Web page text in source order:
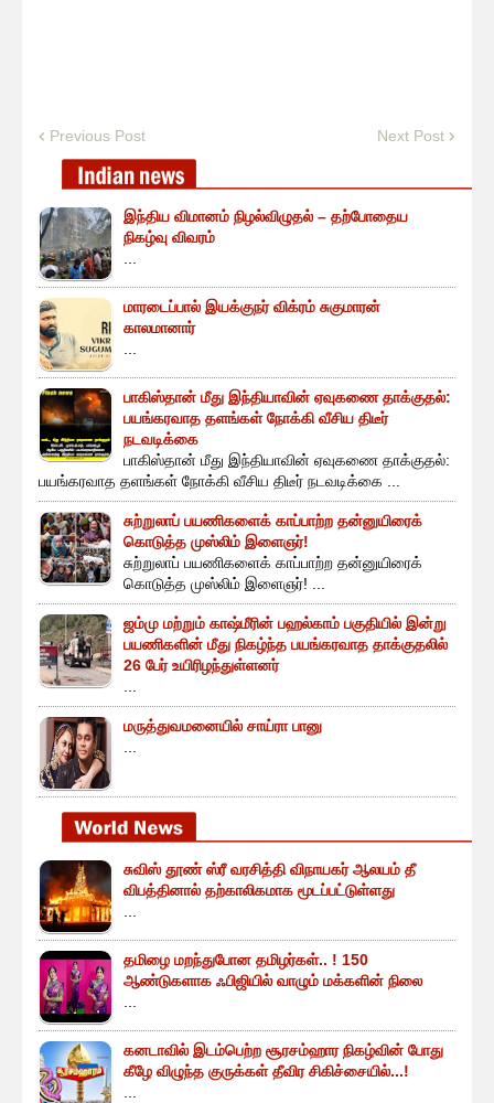
Previous Post Next Post
இந்திய விமானம் நிழல்விழுதல் – தற்போதைய
நிகழ்வு விவரம்
...
மாரடைப்பால் இயக்குநர் விக்ரம் சுகுமாரன்
காலமானார்
...
பாகிஸ்தான் மீது இந்தியாவின் ஏவுகணை தாக்குதல்:
பயங்கரவாத தளங்கள் நோக்கி வீசிய திடீர்
நடவடிக்கை
பாகிஸ்தான் மீது இந்தியாவின் ஏவுகணை தாக்குதல்:
பயங்கரவாத தளங்கள் நோக்கி வீசிய திடீர் நடவடிக்கை ...
சுற்றுலாப் பயணிகளைக் காப்பாற்ற தன்னுயிரைக்
கொடுத்த முஸ்லிம் இளைஞர்!
சுற்றுலாப் பயணிகளைக் காப்பாற்ற தன்னுயிரைக்
கொடுத்த முஸ்லிம் இளைஞர்! ...
ஜம்மு மற்றும் காஷ்மீரின் பஹல்காம் பகுதியில் இன்று
பயணிகளின் மீது நிகழ்ந்த பயங்கரவாத தாக்குதலில்
26 பேர் உயிரிழந்துள்ளனர்
...
மருத்துவமனையில் சாய்ரா பானு
...
சுவிஸ் தூண் ஸ்ரீ வரசித்தி விநாயகர் ஆலயம் தீ
விபத்தினால் தற்காலிகமாக மூடப்பட்டுள்ளது
...
தமிழை மறந்துபோன தமிழர்கள்.. ! 150
ஆண்டுகளாக ஃபிஜியில் வாழும் மக்களின் நிலை
...
கனடாவில் இடம்பெற்ற சூரசம்ஹார நிகழ்வின் போது
கீழே விழுந்த குருக்கள் தீவிர சிகிச்சையில்...!
...